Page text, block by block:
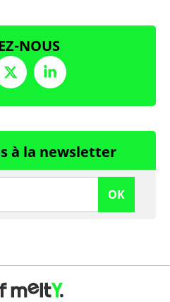
NOUS
à la newsletter
OK